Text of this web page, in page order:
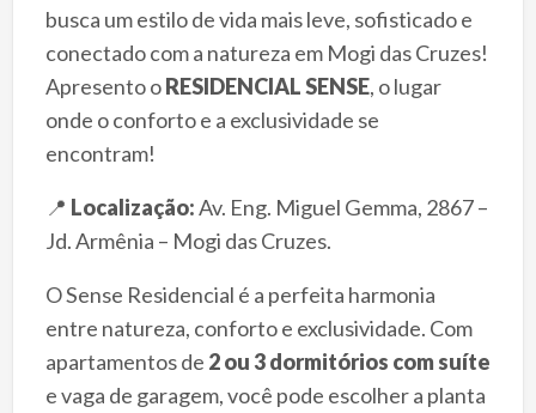
busca um estilo de vida mais leve, sofisticado e
conectado com a natureza em Mogi das Cruzes!
Apresento oRESIDENCIAL SENSE, o lugar
onde o conforto e a exclusividade se
encontram!
📍 Localização:Av. Eng. Miguel Gemma, 2867 –
Jd. Armênia – Mogi das Cruzes.
O Sense Residencial é a perfeita harmonia
entre natureza, conforto e exclusividade. Com
apartamentos de 2 ou 3 dormitórios com suíte
e vaga de garagem, você pode escolher a planta